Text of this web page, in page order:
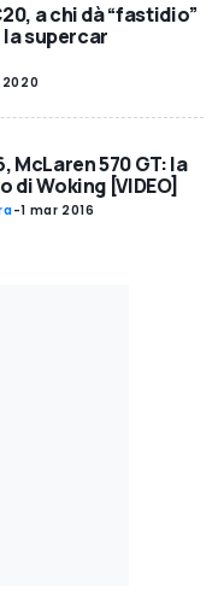
a chi dà “fastidio”
supercar
2020
McLaren 570 GT: la
di Woking [VIDEO]
-1 mar 2016